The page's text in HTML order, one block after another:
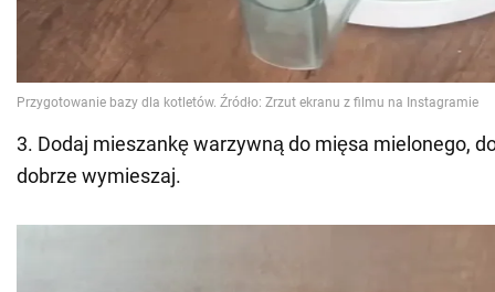
3. Dodaj mieszankę warzywną do mięsa mielonego,
dobrze wymieszaj.